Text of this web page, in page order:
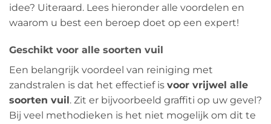
idee? Uiteraard. Lees hieronder alle voordelen en
waarom u best een beroep doet op een expert!
Geschikt voor alle soorten vuil
Een belangrijk voordeel van reiniging met
zandstralen is dat het effectief is voor vrijwel alle
soorten vuil . Zit er bijvoorbeeld graffiti op uw gevel?
Bij veel methodieken is het niet mogelijk om dit te